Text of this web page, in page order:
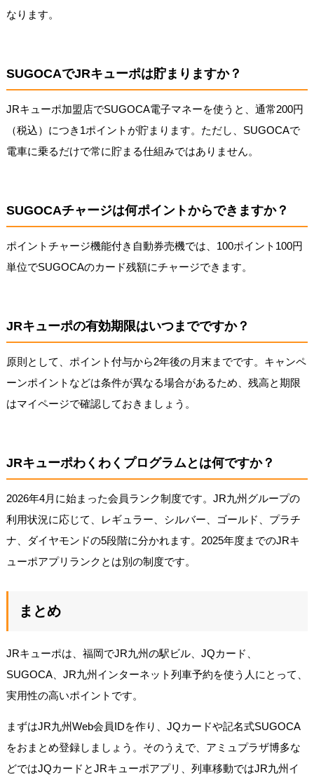
なります。
SUGOCAでJRキューポは貯まりますか？
JRキューポ加盟店でSUGOCA電子マネーを使うと、通常200円
（税込）につき1ポイントが貯まります。ただし、SUGOCAで
電車に乗るだけで常に貯まる仕組みではありません。
SUGOCAチャージは何ポイントからできますか？
ポイントチャージ機能付き自動券売機では、100ポイント100円
単位でSUGOCAのカード残額にチャージできます。
JRキューポの有効期限はいつまでですか？
原則として、ポイント付与から2年後の月末までです。キャンペ
ーンポイントなどは条件が異なる場合があるため、残高と期限
はマイページで確認しておきましょう。
JRキューポわくわくプログラムとは何ですか？
2026年4月に始まった会員ランク制度です。JR九州グループの
利用状況に応じて、レギュラー、シルバー、ゴールド、プラチ
ナ、ダイヤモンドの5段階に分かれます。2025年度までのJRキ
ューポアプリランクとは別の制度です。
まとめ
JRキューポは、福岡でJR九州の駅ビル、JQカード、
SUGOCA、JR九州インターネット列車予約を使う人にとって、
実用性の高いポイントです。
まずはJR九州Web会員IDを作り、JQカードや記名式SUGOCA
をおまとめ登録しましょう。そのうえで、アミュプラザ博多な
どではJQカードとJRキューポアプリ、列車移動ではJR九州イ